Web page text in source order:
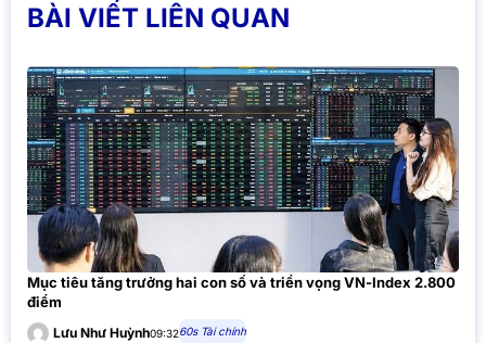
BÀI VIẾT LIÊN QUAN
Mục tiêu tăng trưởng hai con số và triển vọng VN-Index 2.800
điểm
Lưu Như Huỳnh09:3260s Tài chính